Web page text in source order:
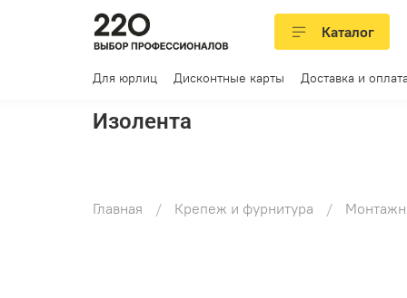
Каталог
Для юрлиц Дисконтные карты Доставка и
Изолента
Главная Крепеж и фурнитура